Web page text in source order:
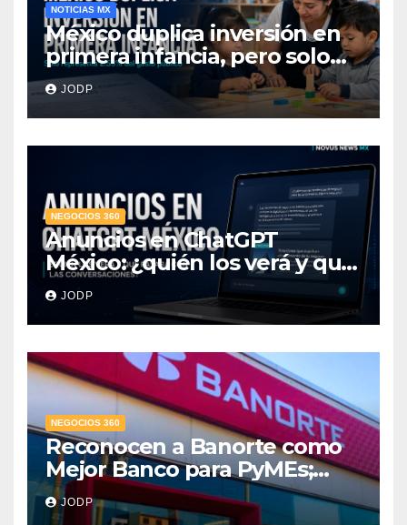
NOTICIAS MX
México duplica inversión en
primera infancia, pero solo
destina 2.53% del gasto
público
JODP
NEGOCIOS 360
Anuncios en ChatGPT
México: ¿quién los verá y qué
pasará con las
conversaciones?
JODP
NEGOCIOS 360
Reconocen a Banorte como
Mejor Banco para PyMEs;
supera 14% del mercado
crediticio
JODP